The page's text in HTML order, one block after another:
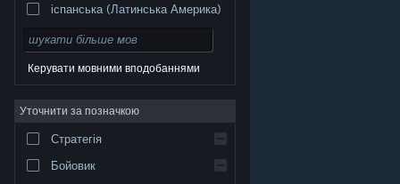
© Valve Corporation. Усі права захищено. Усі
Юридична інформація
підписника Steam
cookie
іспанська (Латинська Америка)
Керувати мовними вподобаннями
Уточнити за позначкою
Стратегія
Бойовик